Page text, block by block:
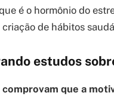
é o hormônio do
de hábitos
estudos
que a